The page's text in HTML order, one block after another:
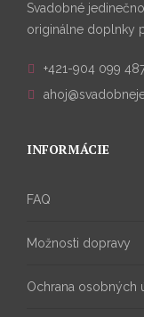
Svadobné
originálne doplnky
+421-904 099
INFORMÁCIE
FAQ
Možnosti dopravy
Ochrana osobných